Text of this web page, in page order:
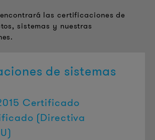
las certificaciones de
sistemas y nuestras
de sistemas
Certificado
(Directiva